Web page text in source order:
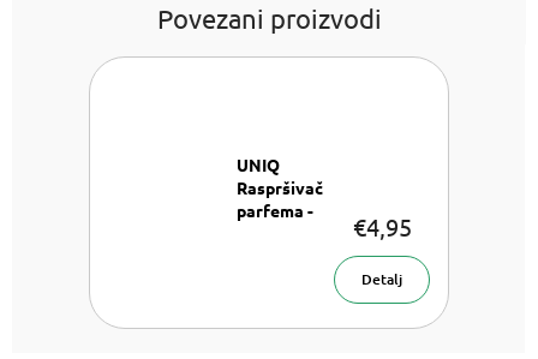
Povezani proizvodi
UNIQ
Raspršivač
parfema -
€4,95
Detalj